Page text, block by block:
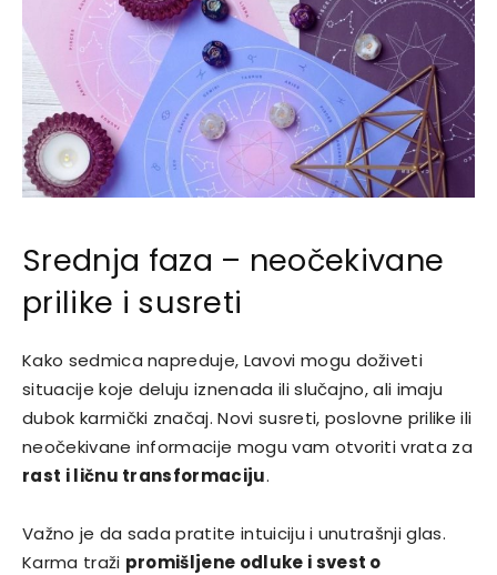
Srednja faza – neočekivane
prilike i susreti
Kako sedmica napreduje, Lavovi mogu doživeti
situacije koje deluju iznenada ili slučajno, ali imaju
dubok karmički značaj. Novi susreti, poslovne prilike ili
neočekivane informacije mogu vam otvoriti vrata za
rast i ličnu transformaciju.
Važno je da sada pratite intuiciju i unutrašnji glas.
Karma traži promišljene odluke i svest o